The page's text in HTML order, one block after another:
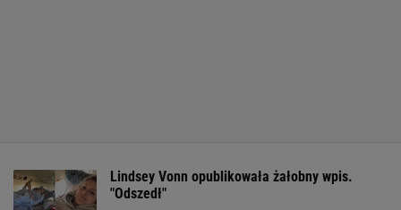
Lindsey Vonn opublikowała żałobny wpis.
"Odszedł"